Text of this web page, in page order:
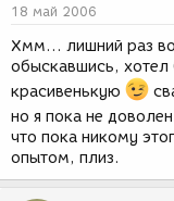
ы
и
я
18 май 2006
Хмм... лишний раз
обыскавшись, хотел
красивенькую
но я пока не
что пока никому
опытом, плиз.